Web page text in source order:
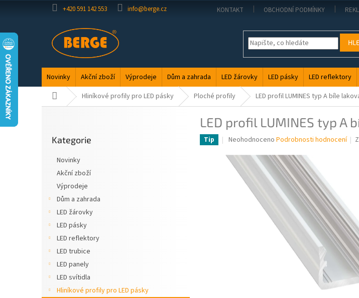
+420 591 142 553 info@berge.cz KONTAKT OBCHODNÍ PODMÍNKY
Novinky Akční zboží Výprodeje Dům a zahrada LED žárovky LED pásky LED reflektory
Domů Hliníkové profily pro LED pásky Ploché profily LED profil LUMINES typ A bíle
kategorie
Kategorie
Novinky
Akční zboží
Výprodeje
Dům a zahrada
LED žárovky
LED pásky
LED reflektory
LED trubice
LED panely
LED svítidla
Hliníkové profily pro LED pásky
LED profil LUMINES typ A
Tip
Průměrné
produktu
je
hvězdiček.
Neohodnoceno Podrobnosti hodnocení